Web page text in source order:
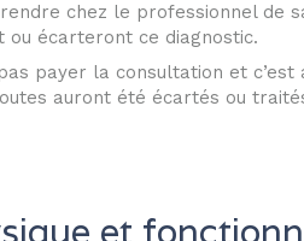
chez le professionnel de
ou écarteront ce diagnostic.
payer la consultation et
auront été écartés ou